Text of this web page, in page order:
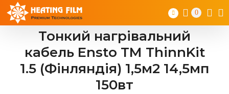
Skip
0
Тонкий нагрівальний
кабель Ensto TM ThinnKit
1.5 (Фінляндія) 1,5м2 14,5мп
150вт